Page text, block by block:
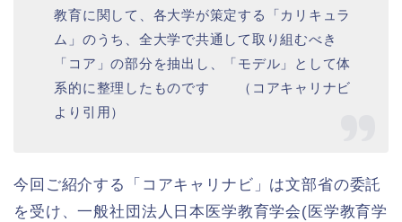
教育に関して、各大学が策定する「カリキュラ
ム」のうち、全大学で共通して取り組むべき
「コア」の部分を抽出し、「モデル」として体
系的に整理したものです （コアキャリナビ
より引用）
今回ご紹介する「コアキャリナビ」は文部省の委託
を受け、一般社団法人日本医学教育学会(医学教育学